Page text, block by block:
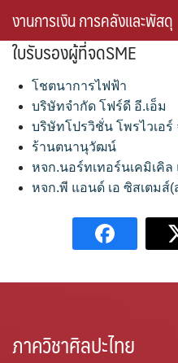
content
งานการเงิน การคลังและพัสดุ
ใบรับรองผู้ที่จดSME
โชตนาการไฟฟ้า
บริษัทจำกัด โฟร์ดี อี.เอ็ม
บริษัทโปรวิชั่น โพรไวเอร์
ร้านตนานุวัฒน์
หจก.นอร์ทเทอร์นเคมิเคิ
หจก.พี แอนด์ เอ ซิสเตมส์
ภาควิชาศิลปะไทย